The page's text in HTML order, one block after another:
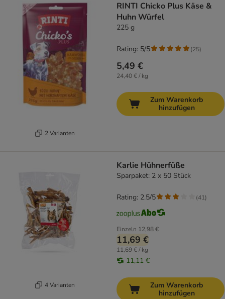
2 Varianten
RINTI Chicko Plus Käse &
Huhn Würfel
225 g
5,49 €
24,40 € / kg
Rating: 5/5 (25)
Zum Warenkorb
hinzufügen
4 Varianten
Karlie Hühnerfüße
Sparpaket: 2 x 50 Stück
Einzeln 12,98 €
11,69 €
11,69 € / kg
11,11 €
Rating: 2.5/5 (41)
Zum Warenkorb
hinzufügen